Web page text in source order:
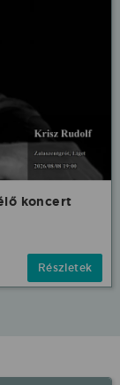
koncert
Részletek